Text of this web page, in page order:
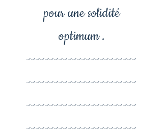
pour une solidité
optimum .
------------------------
------------------------
------------------------
------------------------